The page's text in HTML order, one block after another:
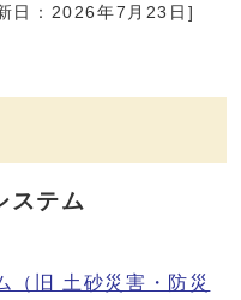
日：2026年7月23日]
ステム
（旧 土砂災害・防災